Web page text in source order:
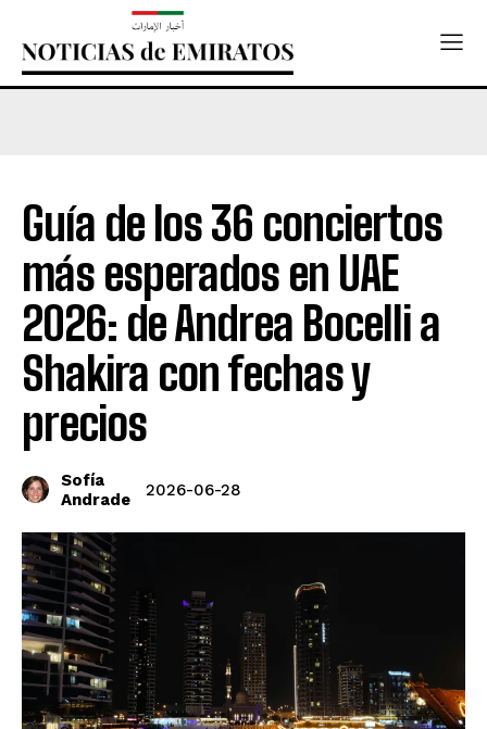
Guía de los 36 conciertos
más esperados en UAE
2026: de Andrea Bocelli a
Shakira con fechas y
precios
Sofía
Andrade
2026-06-28